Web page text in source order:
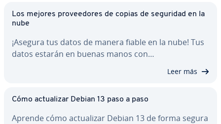
Los mejores pro­vee­do­res de copias de seguridad en la
nube
¡Asegura tus datos de manera fiable en la nube! Tus
datos estarán en buenas manos con…
Leer más
Cómo ac­tua­li­zar Debian 13 paso a paso
Aprende cómo ac­tua­li­zar Debian 13 de forma segura